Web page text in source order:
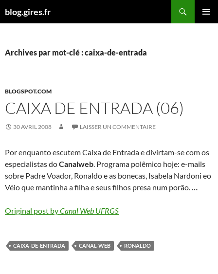
aublog.gires.fr
Archives par mot-clé : caixa-de-entrada
BLOGSPOT.COM
CAIXA DE ENTRADA (06)
30 AVRIL 2008 LAISSER UN COMMENTAIRE
Por enquanto escutem Caixa de Entrada e divirtam-se com os
especialistas doCanalweb. Programa polêmico hoje: e-mails
sobre Padre Voador, Ronaldo e as bonecas, Isabela Nardoni eo
Véio que mantinha a filha e seus filhos presa num porão.…
Original post byCanal Web UFRGS
CAIXA-DE-ENTRADA CANAL-WEB RONALDO